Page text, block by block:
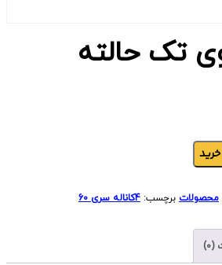
تک حالته
محصولات برچسب: 4کاناله سری 60